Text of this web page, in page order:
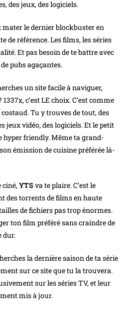
des jeux, des logiciels.
mater le dernier blockbuster en
de référence. Les films, les séries
Et pas besoin de te battre avec
pubs agaçantes.
un site facile à naviguer,
c’est LE choix. C’est comme
Tu y trouves de tout, des
jeux vidéo, des logiciels. Et le petit
hyper friendly. Même ta grand-
émission de cuisine préférée là-
ciné,YTS va te plaire. C’est le
des torrents de films en haute
de fichiers pas trop énormes.
ton film préféré sans craindre de
dur.
la dernière saison de ta série
sur ce site que tu la trouvera.
sur les séries TV, et leur
mis à jour.